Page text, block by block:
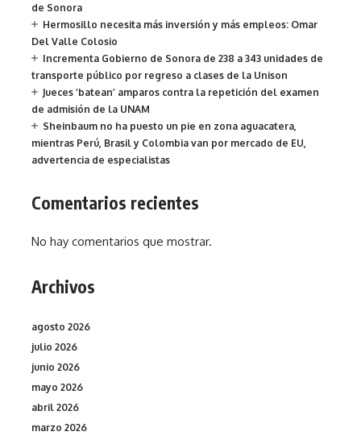
de Sonora
Hermosillo necesita más inversión y más empleos: Omar
Del Valle Colosio
Incrementa Gobierno de Sonora de 238 a 343 unidades de
transporte público por regreso a clases de la Unison
Jueces ‘batean’ amparos contra la repetición del examen
de admisión de la UNAM
Sheinbaum no ha puesto un pie en zona aguacatera,
mientras Perú, Brasil y Colombia van por mercado de EU,
advertencia de especialistas
Comentarios recientes
No hay comentarios que mostrar.
Archivos
agosto 2026
julio 2026
junio 2026
mayo 2026
abril 2026
marzo 2026